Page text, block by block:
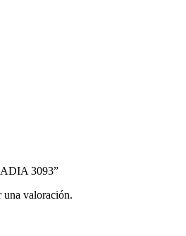
3093”
valoración.